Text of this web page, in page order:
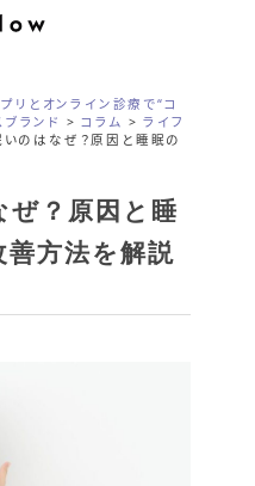
リとオンライン診療で“コ
ランド >コラム >ライフ
いのはなぜ？原因と睡眠の
？原因と睡
方法を解説